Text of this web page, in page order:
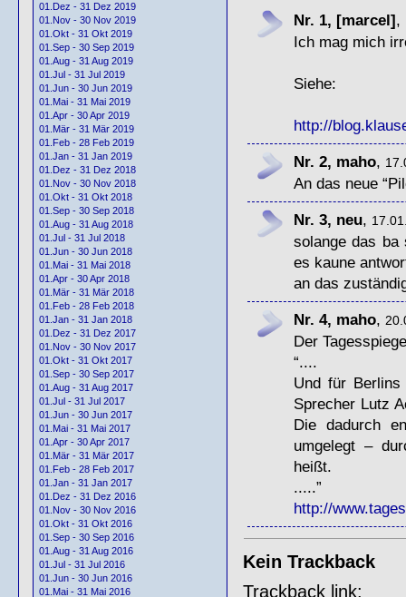
01.Dez - 31 Dez 2019
01.Nov - 30 Nov 2019
01.Okt - 31 Okt 2019
01.Sep - 30 Sep 2019
01.Aug - 31 Aug 2019
01.Jul - 31 Jul 2019
01.Jun - 30 Jun 2019
01.Mai - 31 Mai 2019
01.Apr - 30 Apr 2019
01.Mär - 31 Mär 2019
01.Feb - 28 Feb 2019
01.Jan - 31 Jan 2019
01.Dez - 31 Dez 2018
01.Nov - 30 Nov 2018
01.Okt - 31 Okt 2018
01.Sep - 30 Sep 2018
01.Aug - 31 Aug 2018
01.Jul - 31 Jul 2018
01.Jun - 30 Jun 2018
01.Mai - 31 Mai 2018
01.Apr - 30 Apr 2018
01.Mär - 31 Mär 2018
01.Feb - 28 Feb 2018
01.Jan - 31 Jan 2018
01.Dez - 31 Dez 2017
01.Nov - 30 Nov 2017
01.Okt - 31 Okt 2017
01.Sep - 30 Sep 2017
01.Aug - 31 Aug 2017
01.Jul - 31 Jul 2017
01.Jun - 30 Jun 2017
01.Mai - 31 Mai 2017
01.Apr - 30 Apr 2017
01.Mär - 31 Mär 2017
01.Feb - 28 Feb 2017
01.Jan - 31 Jan 2017
01.Dez - 31 Dez 2016
01.Nov - 30 Nov 2016
01.Okt - 31 Okt 2016
01.Sep - 30 Sep 2016
01.Aug - 31 Aug 2016
01.Jul - 31 Jul 2016
01.Jun - 30 Jun 2016
01.Mai - 31 Mai 2016
Nr. 1, [marcel],
Ich mag mich
Siehe:
http://
Nr. 2, maho,
An das neue
Nr. 3, neu,
solange das
es kaune
an das
Nr. 4, maho,
Der
“....
Und für Berlins
Sprecher Lutz
Die dadurch
umgelegt –
heißt.
.....”
http://
Kein Trackback
Trackback link: